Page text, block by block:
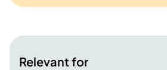
Relevant for